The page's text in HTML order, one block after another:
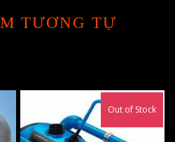
TƯƠNG TỰ
Out of Stock